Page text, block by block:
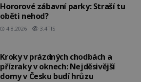
Hororové zábavní parky: Straší tu
oběti nehod?
4.8.2026 3.4TIS
Kroky v prázdných chodbách a
přízraky v oknech: Nejděsivější
domy v Česku budí hrůzu